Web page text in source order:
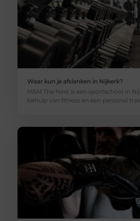
Waar kun je afslanken in Nijkerk?
M&M The Next is een sportschool in
behulp van fitness en een personal